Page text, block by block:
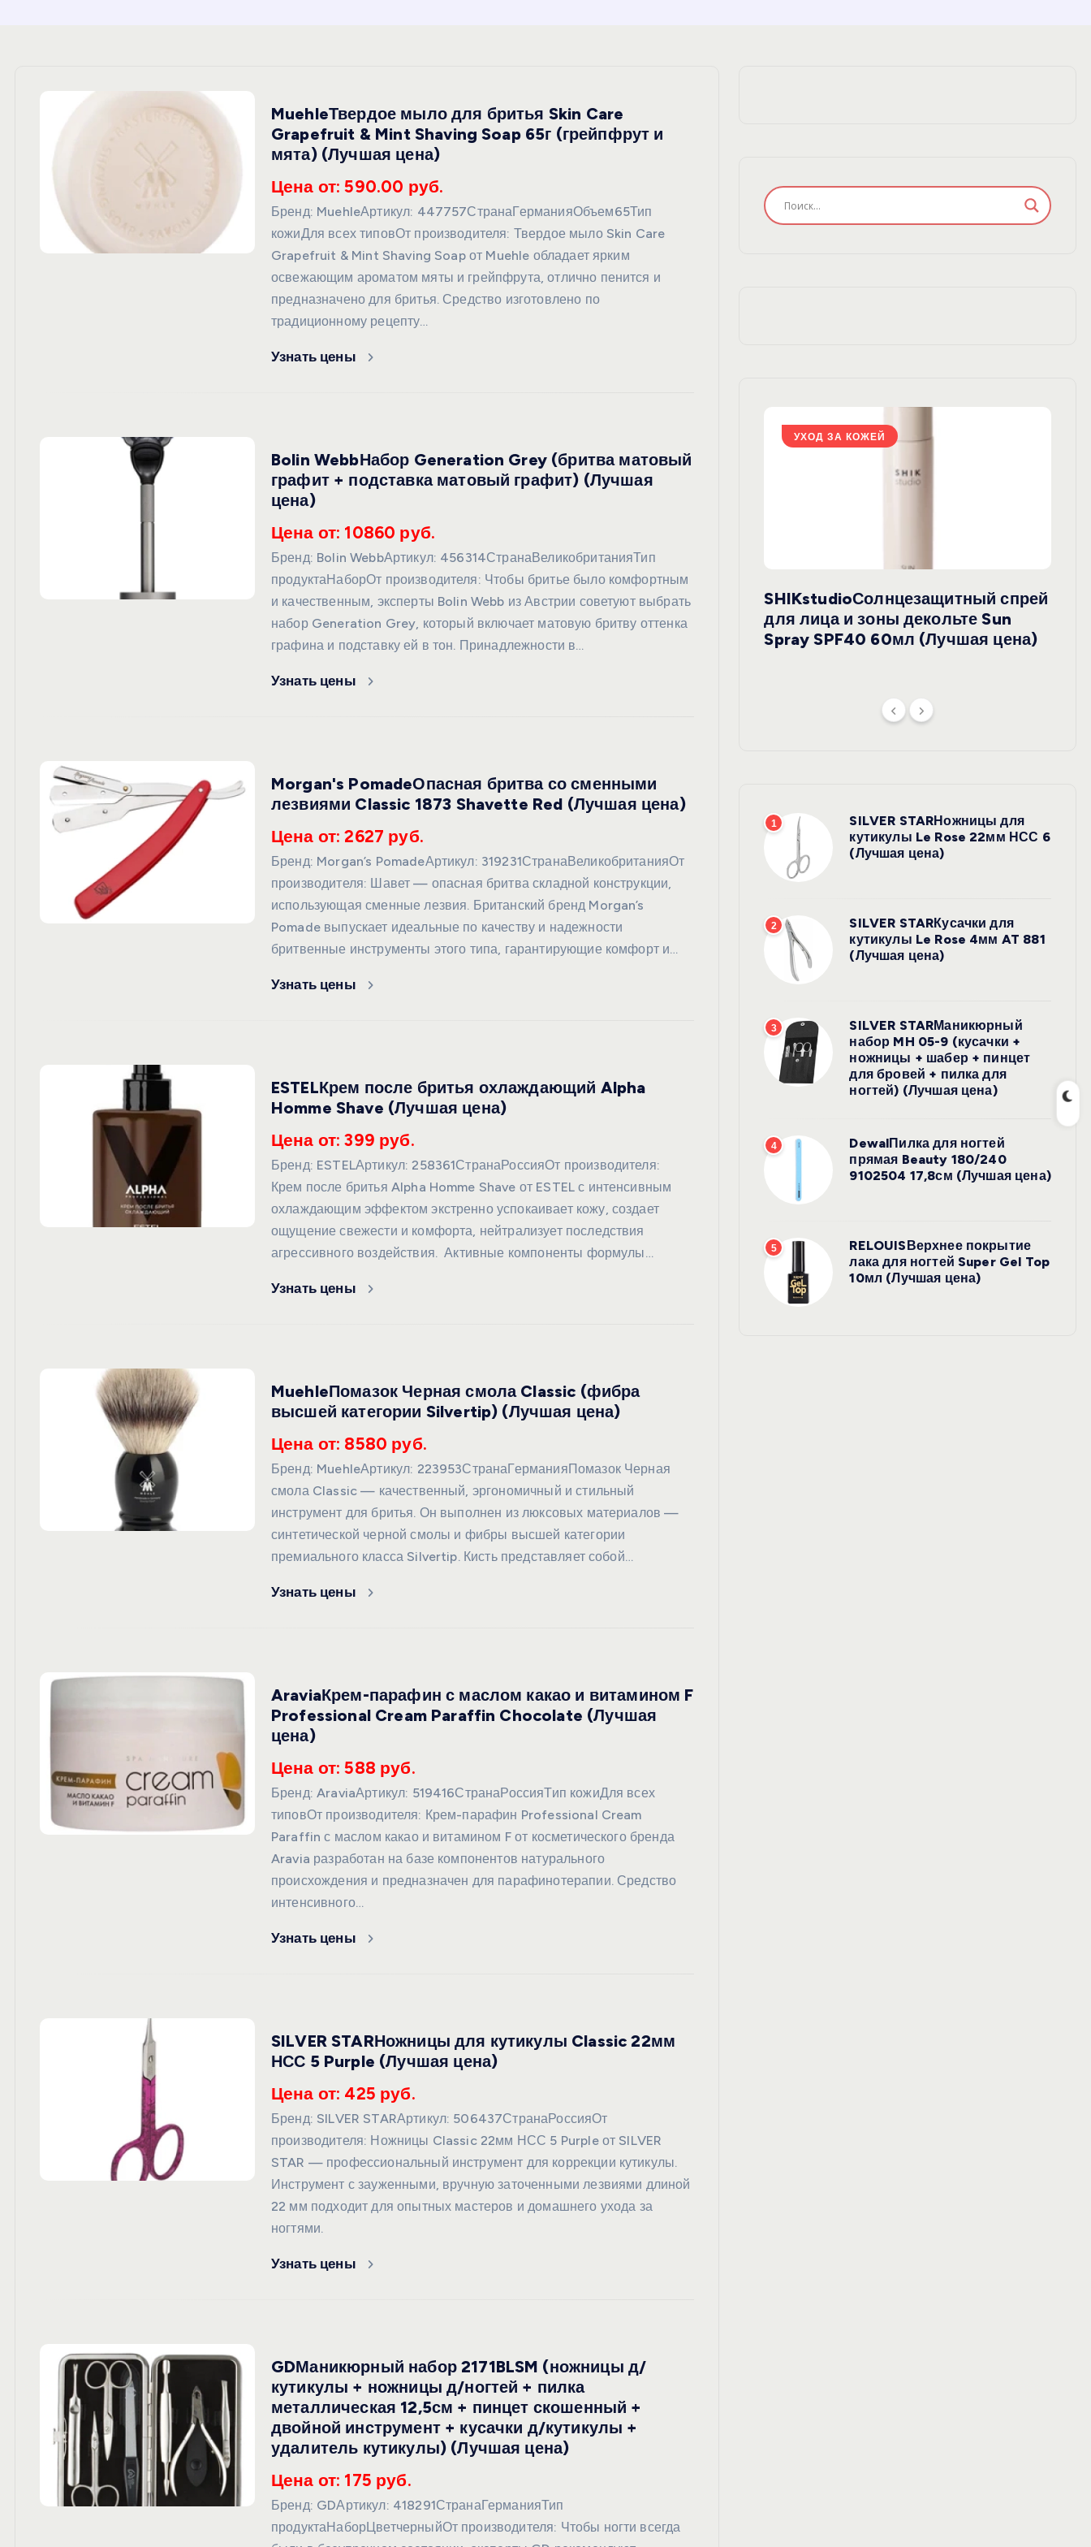
MuehleТвердое мыло для бритья Skin Care
Grapefruit & Mint Shaving Soap 65г (грейпфрут и
мята) (Лучшая цена)
Цена от: 590.00 руб.
Бренд: MuehleАртикул: 447757СтранаГерманияОбъем65Тип
кожиДля всех типовОт производителя: Твердое мыло Skin Care
Grapefruit & Mint Shaving Soap от Muehle обладает ярким
освежающим ароматом мяты и грейпфрута, отлично пенится и
предназначено для бритья. Средство изготовлено по
традиционному рецепту…
Узнать цены
Bolin WebbНабор Generation Grey (бритва матовый
графит + подставка матовый графит) (Лучшая
цена)
Цена от: 10860 руб.
Бренд: Bolin WebbАртикул: 456314СтранаВеликобританияТип
продуктаНаборОт производителя: Чтобы бритье было комфортным
и качественным, эксперты Bolin Webb из Австрии советуют выбрать
набор Generation Grey, который включает матовую бритву оттенка
графина и подставку ей в тон. Принадлежности в…
Узнать цены
Morgan's PomadeОпасная бритва со сменными
лезвиями Classic 1873 Shavette Red (Лучшая цена)
Цена от: 2627 руб.
Бренд: Morgan’s PomadeАртикул: 319231СтранаВеликобританияОт
производителя: Шавет — опасная бритва складной конструкции,
использующая сменные лезвия. Британский бренд Morgan’s
Pomade выпускает идеальные по качеству и надежности
бритвенные инструменты этого типа, гарантирующие комфорт и…
Узнать цены
ESTELКрем после бритья охлаждающий Alpha
Homme Shave (Лучшая цена)
Цена от: 399 руб.
Бренд: ESTELАртикул: 258361СтранаРоссияОт производителя:
Крем после бритья Alpha Homme Shave от ESTEL с интенсивным
охлаждающим эффектом экстренно успокаивает кожу, создает
ощущение свежести и комфорта, нейтрализует последствия
агрессивного воздействия. Активные компоненты формулы…
Узнать цены
MuehleПомазок Черная смола Classic (фибра
высшей категории Silvertip) (Лучшая цена)
Цена от: 8580 руб.
Бренд: MuehleАртикул: 223953СтранаГерманияПомазок Черная
смола Classic — качественный, эргономичный и стильный
инструмент для бритья. Он выполнен из люксовых материалов —
синтетической черной смолы и фибры высшей категории
премиального класса Silvertip. Кисть представляет собой…
Узнать цены
AraviaКрем-парафин с маслом какао и витамином F
Professional Cream Paraffin Chocolate (Лучшая
цена)
Цена от: 588 руб.
Бренд: AraviaАртикул: 519416СтранаРоссияТип кожиДля всех
типовОт производителя: Крем-парафин Professional Cream
Paraffin с маслом какао и витамином F от косметического бренда
Aravia разработан на базе компонентов натурального
происхождения и предназначен для парафинотерапии. Средство
интенсивного…
Узнать цены
SILVER STARНожницы для кутикулы Classic 22мм
НСС 5 Purple (Лучшая цена)
Цена от: 425 руб.
Бренд: SILVER STARАртикул: 506437СтранаРоссияОт
производителя: Ножницы Classic 22мм НСС 5 Purple от SILVER
STAR — профессиональный инструмент для коррекции кутикулы.
Инструмент с зауженными, вручную заточенными лезвиями длиной
22 мм подходит для опытных мастеров и домашнего ухода за
ногтями.
Узнать цены
GDМаникюрный набор 2171BLSM (ножницы д/
кутикулы + ножницы д/ногтей + пилка
металлическая 12,5см + пинцет скошенный +
двойной инструмент + кусачки д/кутикулы +
удалитель кутикулы) (Лучшая цена)
Цена от: 175 руб.
Бренд: GDАртикул: 418291СтранаГерманияТип
продуктаНаборЦветчерныйОт производителя: Чтобы ногти всегда
DoveКрем-мыло Кокосовое
молоко и лепестки жасмина Purely
Panpering Coconut Milk (Лучшая
УХОД ЗА КОЖЕЙ
SHIKstudioСолнцезащитный спрей
для лица и зоны декольте Sun
Spray SPF40 60мл (Лучшая цена)
1
SILVER STARНожницы для
кутикулы Le Rose 22мм НСС 6
(Лучшая цена)
2
SILVER STARКусачки для
кутикулы Le Rose 4мм AT 881
(Лучшая цена)
3
SILVER STARМаникюрный
набор MH 05-9 (кусачки +
ножницы + шабер + пинцет
для бровей + пилка для
ногтей) (Лучшая цена)
4
DewalПилка для ногтей
прямая Beauty 180/240
9102504 17,8см (Лучшая цена)
5
RELOUISВерхнее покрытие
лака для ногтей Super Gel Top
10мл (Лучшая цена)